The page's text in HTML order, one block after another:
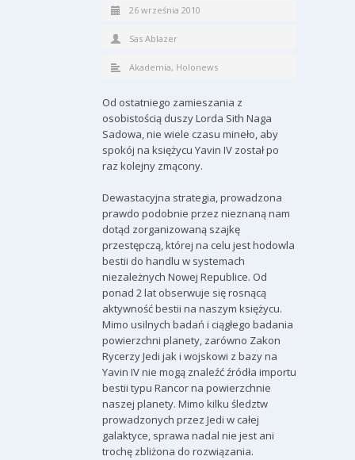
26 września 2010
Sas Ablazer
Akademia, Holonews
Od ostatniego zamieszania z
osobistością duszy Lorda Sith Naga
Sadowa, nie wiele czasu mineło, aby
spokój na księżycu Yavin IV został po
raz kolejny zmącony.
Dewastacyjna strategia, prowadzona
prawdo podobnie przez nieznaną nam
dotąd zorganizowaną szajkę
przestępczą, której na celu jest hodowla
bestii do handlu w systemach
niezależnych Nowej Republice. Od
ponad 2 lat obserwuje się rosnącą
aktywność bestii na naszym księżycu.
Mimo usilnych badań i ciągłego badania
powierzchni planety, zarówno Zakon
Rycerzy Jedi jak i wojskowi z bazy na
Yavin IV nie mogą znaleźć źródła importu
bestii typu Rancor na powierzchnie
naszej planety. Mimo kilku śledztw
prowadzonych przez Jedi w całej
galaktyce, sprawa nadal nie jest ani
trochę zbliżona do rozwiązania.